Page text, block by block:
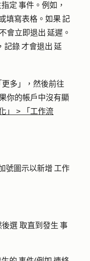
定 事件。例如，
填寫表格。如果 記
會立即退出 延遲。
記錄 才會退出 延
更多」
，然後前往
你的帳戶中沒有顯
」 >
「工作流
號圖示以新增 工作
後選 取直到發生 事